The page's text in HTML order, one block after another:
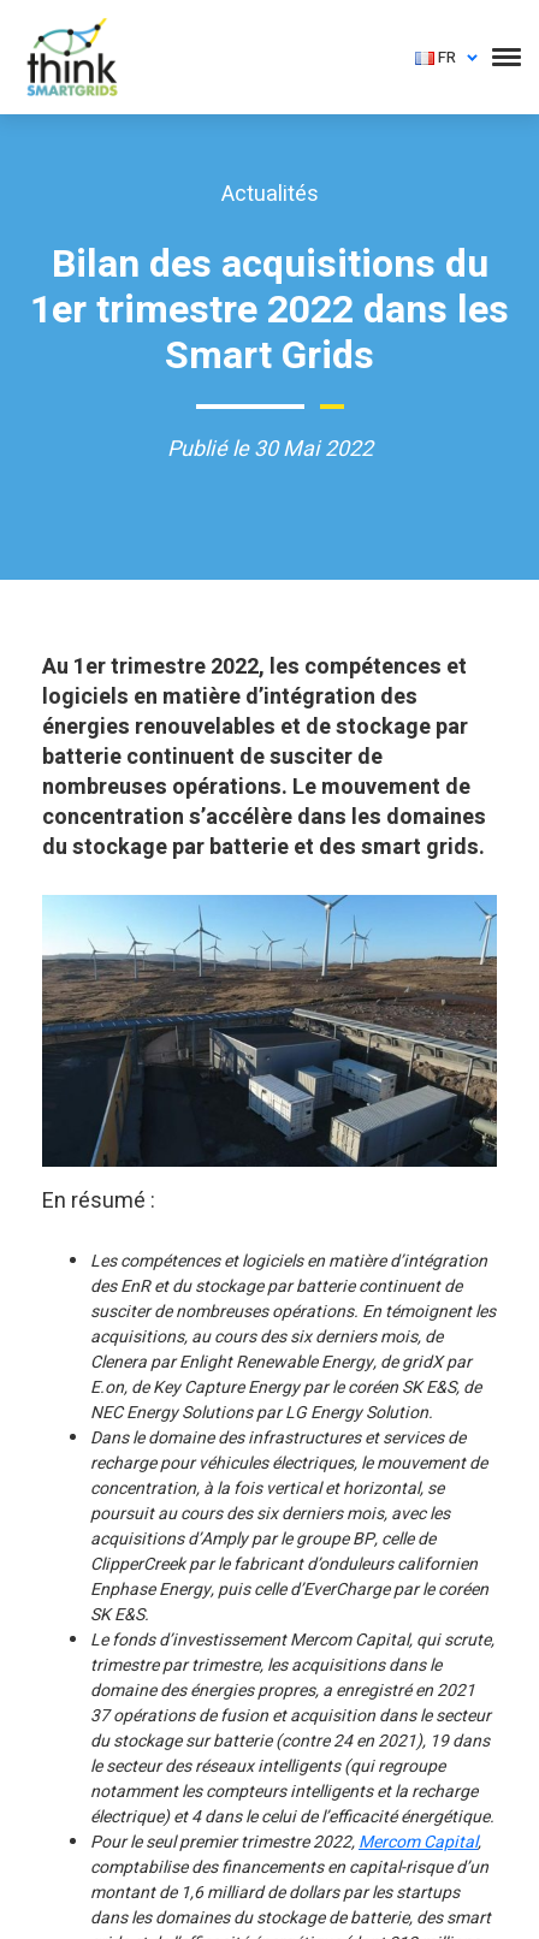
FR
Actualités
Bilan des acquisitions du
1er trimestre 2022 dans les
Smart Grids
Publié le 30 Mai 2022
Au 1er trimestre 2022, les compétences et
logiciels en matière d’intégration des
énergies renouvelables et de stockage par
batterie continuent de susciter de
nombreuses opérations. Le mouvement de
concentration s’accélère dans les domaines
du stockage par batterie et des smart grids.
En résumé :
Les compétences et logiciels en matière d’intégration
des EnR et du stockage par batterie continuent de
susciter de nombreuses opérations. En témoignent les
acquisitions, au cours des six derniers mois, de
Clenera par Enlight Renewable Energy, de gridX par
E.on, de Key Capture Energy par le coréen SK E&S, de
NEC Energy Solutions par LG Energy Solution.
Dans le domaine des infrastructures et services de
recharge pour véhicules électriques, le mouvement de
concentration, à la fois vertical et horizontal, se
poursuit au cours des six derniers mois, avec les
acquisitions d’Amply par le groupe BP, celle de
ClipperCreek par le fabricant d’onduleurs californien
Enphase Energy, puis celle d’EverCharge par le coréen
SK E&S.
Le fonds d’investissement Mercom Capital, qui scrute,
trimestre par trimestre, les acquisitions dans le
domaine des énergies propres, a enregistré en 2021
37 opérations de fusion et acquisition dans le secteur
du stockage sur batterie (contre 24 en 2021), 19 dans
le secteur des réseaux intelligents (qui regroupe
notamment les compteurs intelligents et la recharge
électrique) et 4 dans le celui de l’efficacité énergétique.
Pour le seul premier trimestre 2022,Mercom Capital,
comptabilise des financements en capital-risque d’un
montant de 1,6 milliard de dollars par les startups
dans les domaines du stockage de batterie, des smart